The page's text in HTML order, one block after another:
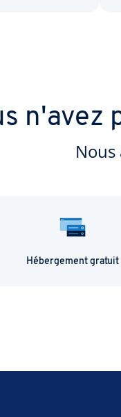
n'avez
Hébergement gratuit